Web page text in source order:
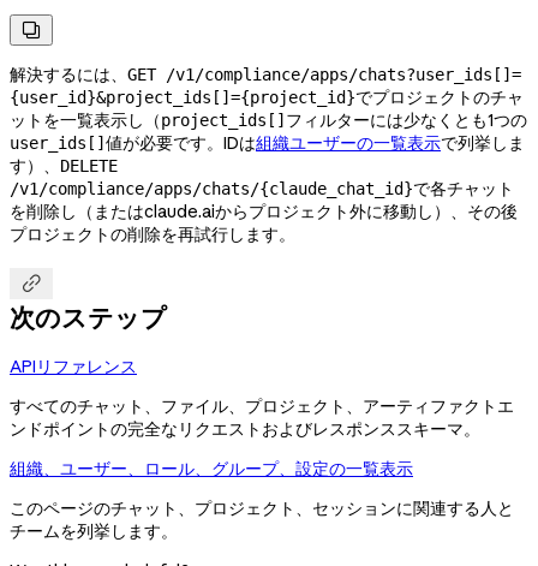

解決するには、 GET /v1/compliance/apps/chats?user_ids[]=
{user_id}&project_ids[]={project_id}でプロジェクトのチャ
ットを一覧表示し（project_ids[] フィルターには少なくとも1つの
user_ids[] 値が必要です。IDは組織ユーザーの一覧表示で列挙しま
す）、
DELETE
/v1/compliance/apps/chats/{claude_chat_id}で各チャット
を削除し（またはclaude.aiからプロジェクト外に移動し）、その後
プロジェクトの削除を再試行します。

次のステップ
APIリファレンス
すべてのチャット、ファイル、プロジェクト、アーティファクトエ
ンドポイントの完全なリクエストおよびレスポンススキーマ。
組織、ユーザー、ロール、グループ、設定の一覧表示
このページのチャット、プロジェクト、セッションに関連する人と
チームを列挙します。